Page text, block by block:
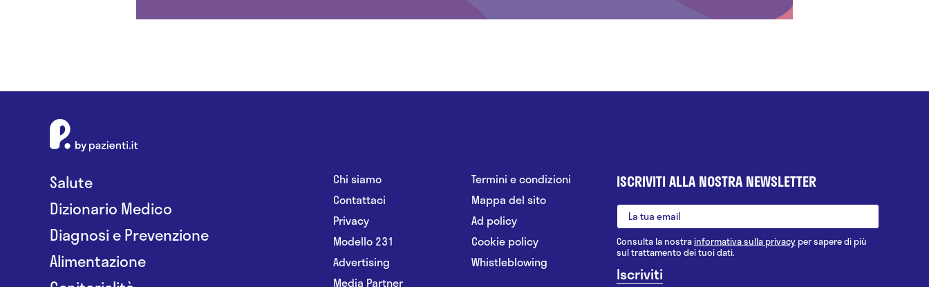
Salute
Dizionario Medico
Diagnosi e Prevenzione
Alimentazione
Chi siamo
Contattaci
Privacy
Modello 231
Advertising
Media Partner
Termini e condizioni
Mappa del sito
Ad policy
Cookie policy
Whistleblowing
ISCRIVITI ALLA NOSTRA NEWSLETTER
Consulta la nostrainformativa sulla privacy per sapere di più
sul trattamento dei tuoi dati.